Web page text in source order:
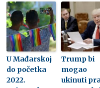
U Mađarskoj
do početka
2022.
Trump bi
mogao
ukinuti